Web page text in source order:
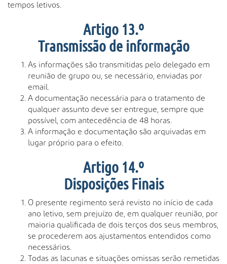
tempos letivos.
Artigo 13.º
Transmissão de informação
As informações são transmitidas pelo delegado em
reunião de grupo ou, se necessário, enviadas por
email.
A documentação necessária para o tratamento de
qualquer assunto deve ser entregue, sempre que
possível, com antecedência de 48 horas.
A informação e documentação são arquivadas em
lugar próprio para o efeito.
Artigo 14.º
Disposições Finais
O presente regimento será revisto no início de cada
ano letivo, sem prejuízo de, em qualquer reunião, por
maioria qualificada de dois terços dos seus membros,
se procederem aos ajustamentos entendidos como
necessários.
Todas as lacunas e situações omissas serão remetidas